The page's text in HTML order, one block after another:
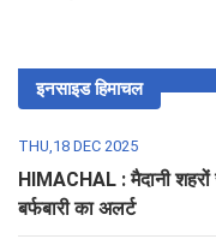
इनसाइड हिमाचल
THU,18 DEC 2025
HIMACHAL : मैदानी शहरों
बर्फबारी का अलर्ट